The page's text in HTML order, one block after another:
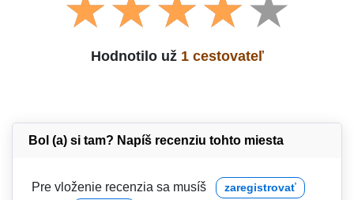
Hodnotilo už 1 cestovateľ
Bol (a) si tam? Napíš recenziu tohto miesta
Pre vloženie recenzia sa musíš zaregistrovať